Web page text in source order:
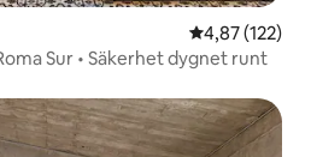
4,87 av 5 i
4,87 (122)
Sur • Säkerhet dygnet runt